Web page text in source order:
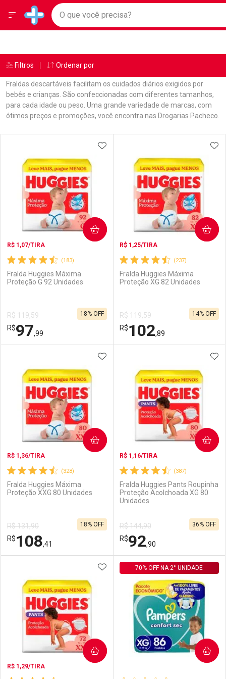
Drogarias Pacheco
Baixe nosso APP e aproveite Ofertas Exclusivas!
Ir direto para a home
pela página
Ir direto para o conteúdo
Ir direto para a busca
Ir direto para a ajuda
Ir direto para a notificações
Ir direto para o carrinho
Ir direto para o menu
Faça a sua busca
O que você precisa?
Menu
Breadcrumb
Drogarias Pacheco Fraldas
Fraldas descartáveis facilitam os cuidados diários exigidos por
bebês e crianças. São confeccionadas com diferentes tamanhos,
para cada idade ou peso. Uma grande variedade de marcas, com
ótimos preços e promoções, você encontra nas Drogarias Pacheco.
Linkagens Internas em Destaque
Promoções em Destaque
(183)
R$ 1,07/TIRA
Fralda Huggies Máxima
Proteção G 92 Unidades
R$ 119,59
R$97,99
18% OFF
ADICIONAR AOS FAVORITOS
COMPRAR
Laboratório
Comprar sem Desconto
Por R$ 97,99/cada
Por Menos
Comprar sem Desconto
Por R$ 97,99/cada
(237)
R$ 1,25/TIRA
Fralda Huggies Máxima
Proteção XG 82 Unidades
R$ 119,59
R$102,89
14% OFF
COMPRAR
Laboratório
Comprar sem Desconto
Por R$ 102,89/cada
Por Menos
Comprar sem Desconto
Por R$ 102,89/cada
(328)
R$ 1,36/TIRA
Fralda Huggies Máxima
Proteção XXG 80 Unidades
R$ 131,90
R$108,41
18% OFF
ADICIONAR AOS FAVORITOS
COMPRAR
FECHAR
Laboratório
FECHAR
Por Menos
(387)
R$ 1,16/TIRA
Fralda Huggies Pants Roupinha
Proteção Acolchoada XG 80
Unidades
R$ 144,90
R$92,90
36% OFF
COMPRAR
Laboratório
Por Menos
R$ 1,29/TIRA
ADICIONAR AOS FAVORITOS
COMPRAR
70% OFF NA 2° UNIDADE
COMPRAR
Âncoras
Filtros Ordenar por